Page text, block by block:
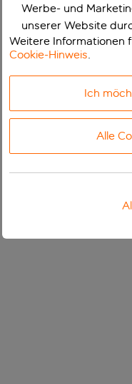
Werbe- und
unserer Website
Weitere Informationen
Cookie-Hinweis.
Ich
Alle